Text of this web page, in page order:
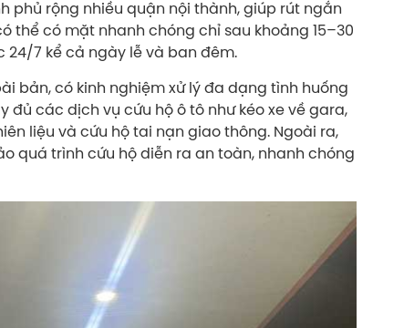
phủ rộng nhiều quận nội thành, giúp rút ngắn
thể có mặt nhanh chóng chỉ sau khoảng 15–30
24/7 kể cả ngày lễ và ban đêm.
bản, có kinh nghiệm xử lý đa dạng tình huống
các dịch vụ cứu hộ ô tô như kéo xe về gara,
liệu và cứu hộ tai nạn giao thông. Ngoài ra,
quá trình cứu hộ diễn ra an toàn, nhanh chóng